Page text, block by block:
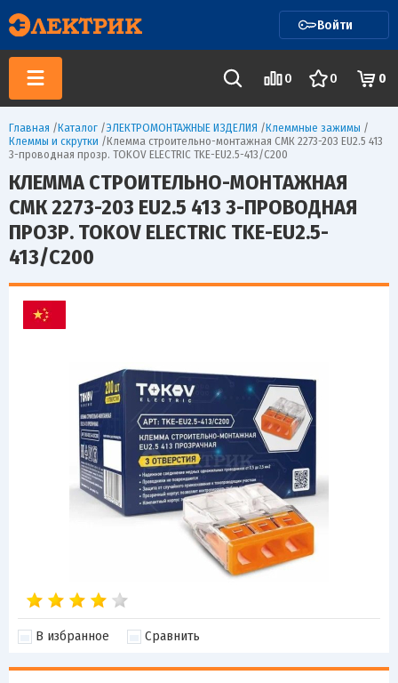
Войти
0 0 0
Главная /Каталог /ЭЛЕКТРОМОНТАЖНЫЕ ИЗДЕЛИЯ /Клеммные зажимы /
Клеммы и скрутки /Клемма строительно-монтажная СМК 2273-203 EU2.5 413
3-проводная прозр. TOKOV ELECTRIC TKE-EU2.5-413/C200
КЛЕММА СТРОИТЕЛЬНО-МОНТАЖНАЯ
СМК 2273-203 EU2.5 413 3-ПРОВОДНАЯ
ПРОЗР. TOKOV ELECTRIC TKE-EU2.5-
413/C200
В избранное Сравнить